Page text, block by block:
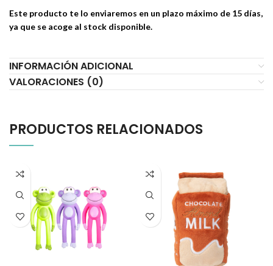
Este producto te lo enviaremos en un plazo máximo de 15 días,
ya que se acoge al stock disponible.
INFORMACIÓN ADICIONAL
VALORACIONES (0)
PRODUCTOS RELACIONADOS